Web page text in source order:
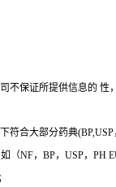
不保证所提供信息的 性
合大部分药典(BP,USP
（NF，BP，USP，PH